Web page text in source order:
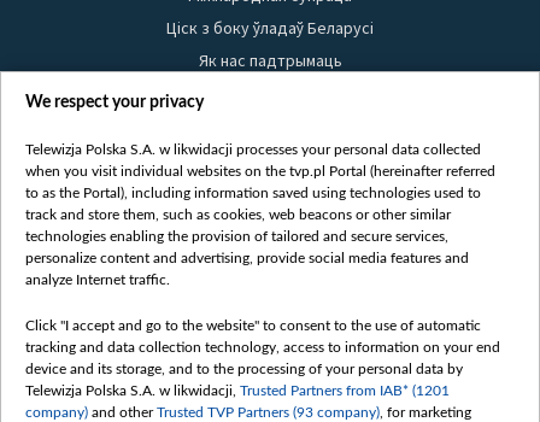
Ціск з боку ўладаў Беларусі
Як нас падтрымаць
Правілы выкарыстання матэрыялаў
Бяспека
Youtube
Белсат news
Белсат Shorts
Жэстачайшы мульт
Belsat English
Biełsat PL
We respect your privacy
Telewizja Polska S.A. w likwidacji processes your personal data collected
when you visit individual websites on the tvp.pl Portal (hereinafter referred
to as the Portal), including information saved using technologies used to
track and store them, such as cookies, web beacons or other similar
technologies enabling the provision of tailored and secure services,
personalize content and advertising, provide social media features and
analyze Internet traffic.
Click "I accept and go to the website" to consent to the use of automatic
tracking and data collection technology, access to information on your end
device and its storage, and to the processing of your personal data by
Telewizja Polska S.A. w likwidacji, Trusted Partners from IAB* (1201
company) and otherTrusted TVP Partners (93 company) , for marketing